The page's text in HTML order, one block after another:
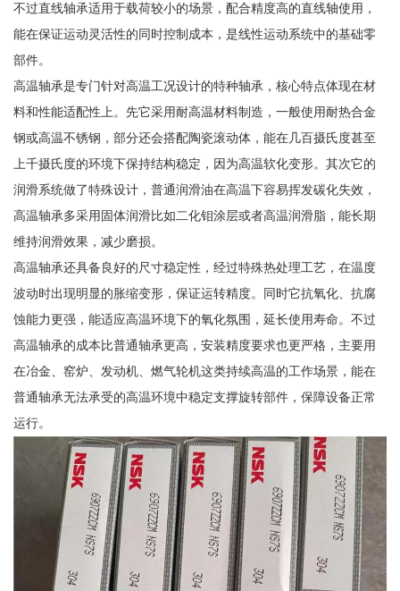
不过直线轴承适用于载荷较小的场景，配合精度高的直线轴使用，
能在保证运动灵活性的同时控制成本，是线性运动系统中的基础零
部件。
高温轴承是专门针对高温工况设计的特种轴承，核心特点体现在材
料和性能适配性上。先它采用耐高温材料制造，一般使用耐热合金
钢或高温不锈钢，部分还会搭配陶瓷滚动体，能在几百摄氏度甚至
上千摄氏度的环境下保持结构稳定，因为高温软化变形。其次它的
润滑系统做了特殊设计，普通润滑油在高温下容易挥发碳化失效，
高温轴承多采用固体润滑比如二化钼涂层或者高温润滑脂，能长期
维持润滑效果，减少磨损。
高温轴承还具备良好的尺寸稳定性，经过特殊热处理工艺，在温度
波动时出现明显的胀缩变形，保证运转精度。同时它抗氧化、抗腐
蚀能力更强，能适应高温环境下的氧化氛围，延长使用寿命。不过
高温轴承的成本比普通轴承更高，安装精度要求也更严格，主要用
在冶金、窑炉、发动机、燃气轮机这类持续高温的工作场景，能在
普通轴承无法承受的高温环境中稳定支撑旋转部件，保障设备正常
运行。